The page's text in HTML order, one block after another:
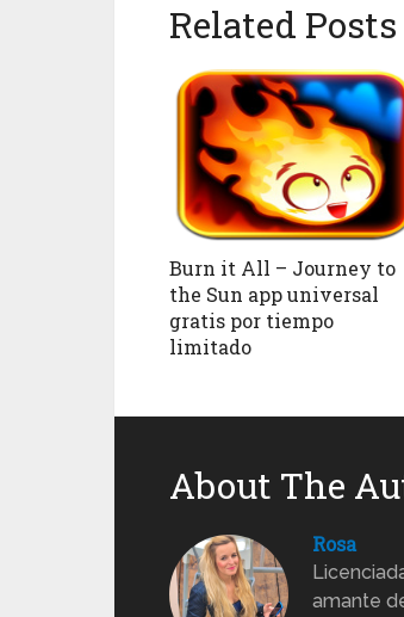
Related Posts
Burn it All – Journey to
the Sun app universal
gratis por tiempo
limitado
About The
Rosa
amante